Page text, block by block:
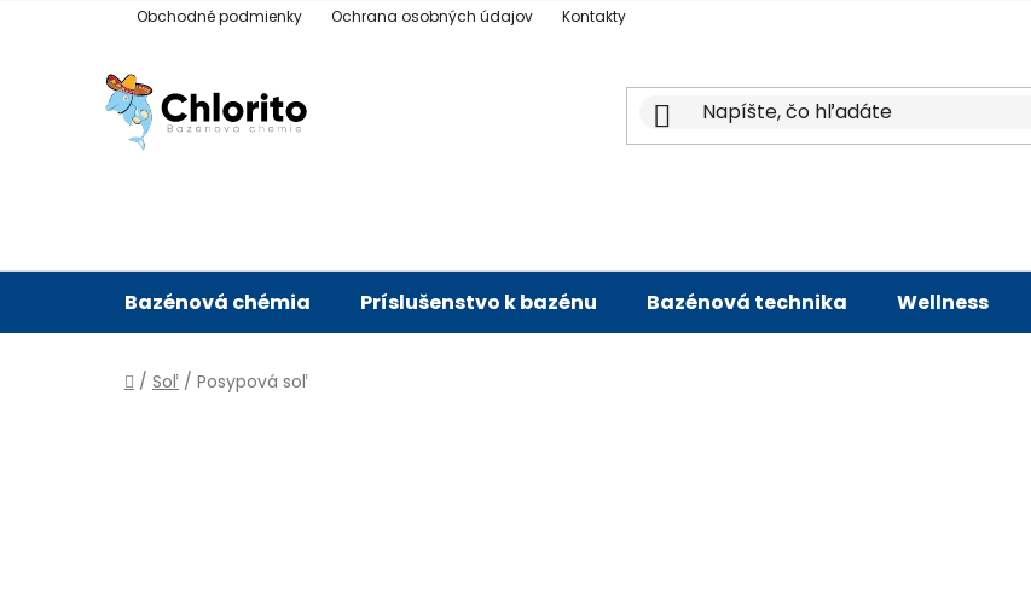
Obchodné podmienky Ochrana osobných údajov Kontakty
Bazénová chémia Príslušenstvo k bazénu Bazénová technika Wellness
Domov
/ Soľ / Posypová soľ